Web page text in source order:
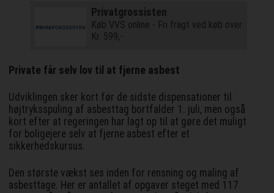
Privatgrossisten
Køb VVS online - Fri fragt ved køb over
Kr. 599,-
Private får selv lov til at fjerne asbest
Udviklingen sker kort før de sidste dispensationer til
højtryksspuling af asbesttag bortfalder 1. juli, men også
kort efter at regeringen har lagt op til at gøre det muligt
for boligejere selv at fjerne asbest efter et
sikkerhedskursus.
Den største vækst ses inden for rensning og maling af
asbesttage. Her er antallet af opgaver steget med 117